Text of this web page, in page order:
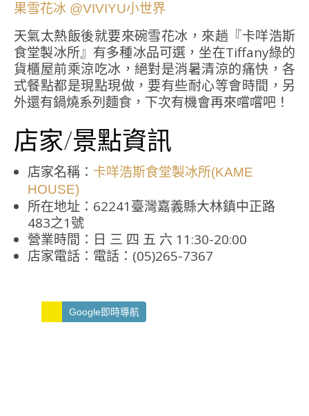
天氣太熱飯後就要來碗雪花冰，來趟『卡咩浩斯
食堂製冰所』有多種冰品可選，坐在Tiffany綠的
貨櫃屋前乘涼吃冰，絕對是消暑清涼的痛快，各
式餐點都是現點現做，要有些耐心等會時間，另
外還有鍋燒系列麵食，下次有機會再來嚐嚐吧！
店家/景點資訊
店家名稱： 卡咩浩斯食堂製冰所(KAME
HOUSE)
所在地址：62241臺灣嘉義縣大林鎮中正路
483之1號
營業時間：日 三 四 五 六 11:30-20:00
店家電話：電話：(05)265-7367
Google即時導航